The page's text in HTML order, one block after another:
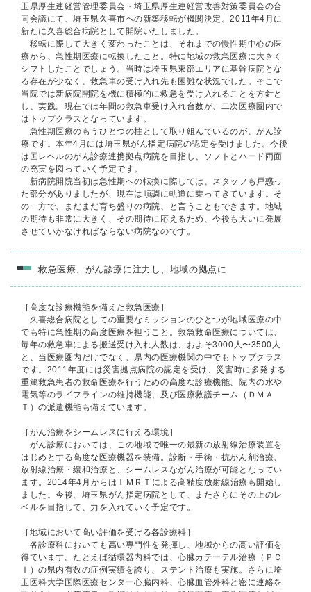
玉県厚生連経営管理委員会・埼玉県厚生連経営改善対策委員会の合
同会議にて、埼玉県久喜市への新築移転が機関決定。2011年4月に
新たに久喜総合病院として開院いたしました。
移転に際して大きく変わったことは、それまでの慢性期中心の医
療から、急性期医療に転換したこと。特に地域の救急医療に大きく
シフトしたことでしょう。当時は埼玉県東部エリアに基幹病院とな
る存在が少なく、救急車の受け入れ先も困難な状況でした。そこで
当院では新病院開院を機に積極的に救急を受け入れることを方針と
し、実践。現在では年間の救急車受け入れ台数が、二次医療圏内で
はトップクラスとなっています。
急性期医療のもうひとつの柱として取り組んでいるのが、がん診
療です。本年4月には埼玉県がん指定病院の認定を受けました。今後
は国レベルのがん診療連携拠点病院を目指し、ソフトとハード両面
の充実を図っていく予定です。
新病院開院当初は急性期への転換に際しては、スタッフも戸惑っ
た部分がありましたが、現在は順調に軌道に乗ってきています。そ
の一方で、まだまだ育ち盛りの病院、と言うこともできます。地域
の期待も非常に大きく、その期待に応えるため、今後も大いに発展
させていかなければならない病院なのです。
救急医療、がん診療に注力し、地域の拠点に
［高度な診療機能を備えた救急医療］
久喜総合病院としての重要なミッションのひとつが地域医療の中
でも特に急性期の高度医療を担うこと。救急救命医療については、
毎年の救急車による搬送受け入れ人数は、およそ3000人〜3500人
と、当医療圏内だけでなく、県内の医療機関の中でもトップクラス
です。2011年度には災害拠点病院の認定を受け、災害時に多発する
重篤救急患者の救命医療を行うための高度な診療機能、院内の水や
電気等のライフラインの維持機能、及び医療救護チーム（ＤＭＡ
Ｔ）の派遣機能も備えています。
［がん治療をシームレスに行える環境］
がん診療においては、この地域で唯一の最新の放射線治療装置を
はじめとする高度な医療機器を装備。診断・手術・抗がん剤治療、
放射線治療・緩和治療と、シームレスながん治療が可能となってい
ます。2014年4月からはＩＭＲＴによる高精度放射線治療も開始し
ました。今後、埼玉県がん指定病院として、またさらにその上のレ
ベルを目指して、力を入れていく予定です。
［地域において高い評価を受ける各診療科］
各診療科においても高い専門性を発揮し、地域からの高い評価を
得ています。たとえば循環器内科では、心臓カテーテル治療（ＰＣ
Ｉ）の県内有数の症例実績を誇り、ステント治療も実施。さらに埼
玉医科大学国際医療センター心臓内科、心臓血管外科と密に連絡を